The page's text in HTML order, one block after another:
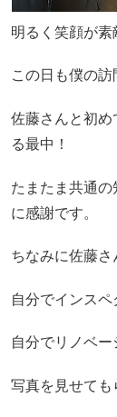
明るく笑顔が素
この日も僕の訪
佐藤さんと初め
る最中！
たまたま共通
に感謝です。
ちなみに佐藤
自分でインス
自分でリノベー
写真を見せても